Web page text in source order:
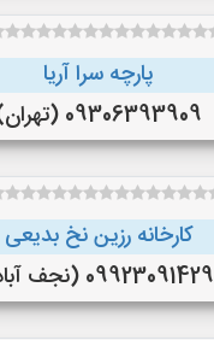
پارچه سرا آریا
09306393909 (تهران)
کارخانه رزین نخ بدیعی
09923091429 (نجف‌ آباد)